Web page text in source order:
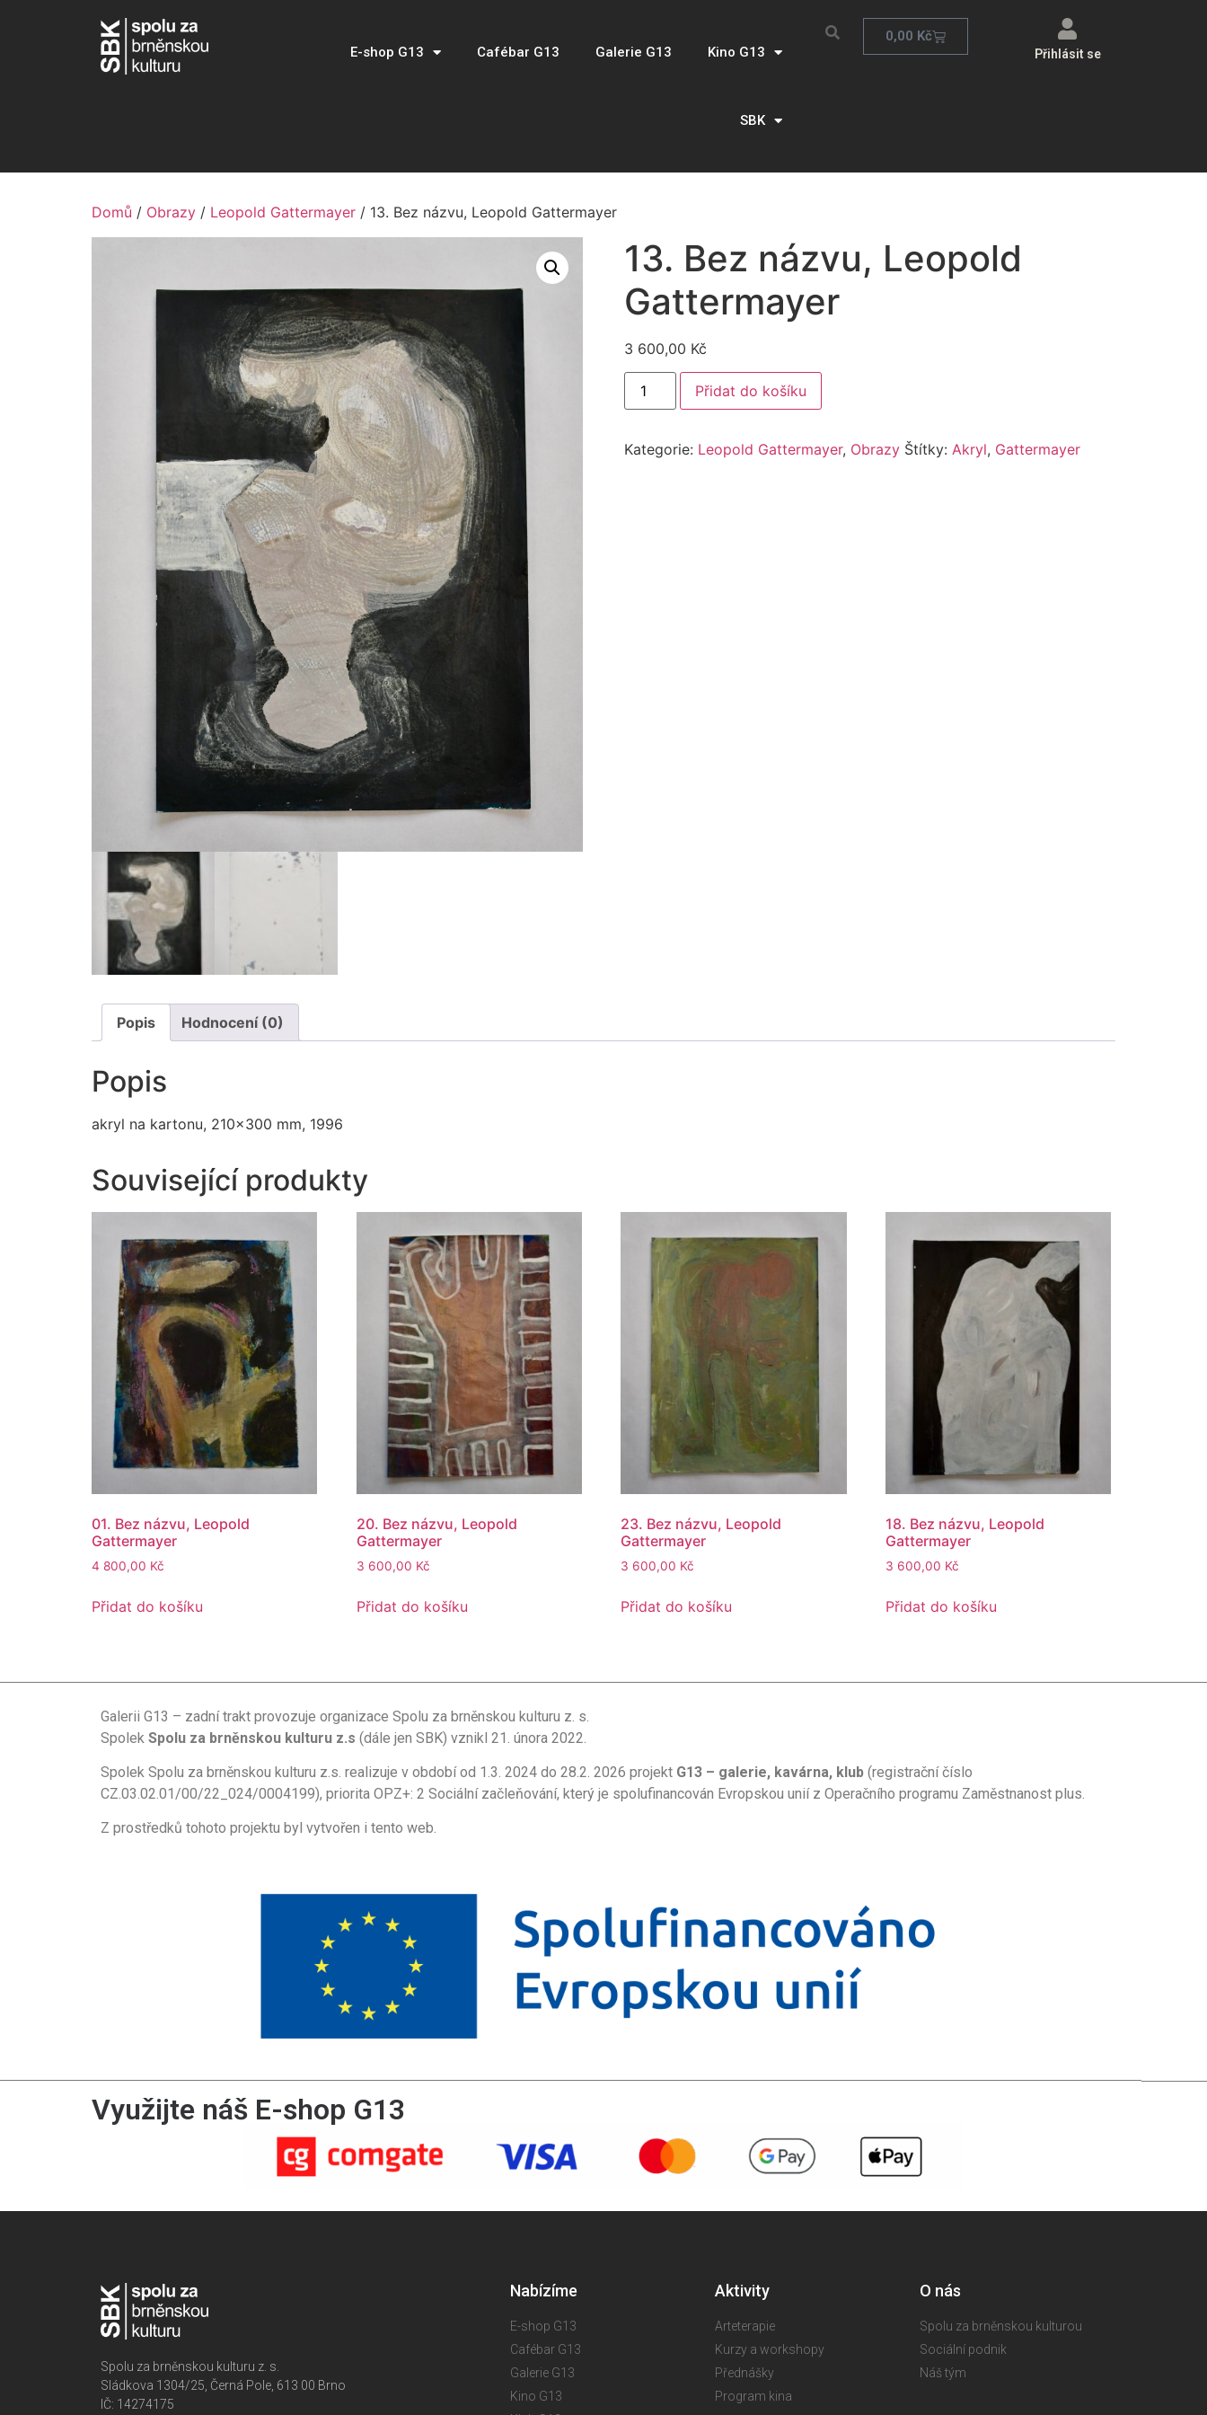
E-shop G13 Cafébar G13 Galerie G13 Kino G13
SBK
0,00 Kč
Přihlásit se
Domů / Obrazy / Leopold Gattermayer / 13. Bez názvu, Leopold Gattermayer
13. Bez názvu, Leopold
Gattermayer
3 600,00 Kč
Přidat do košíku
Kategorie: Leopold Gattermayer, Obrazy Štítky: Akryl, Gattermayer
Popis Hodnocení (0)
Popis
akryl na kartonu, 210×300 mm, 1996
Související produkty
01. Bez názvu, Leopold
Gattermayer
4 800,00 Kč
Přidat do košíku
20. Bez názvu, Leopold
Gattermayer
3 600,00 Kč
Přidat do košíku
23. Bez názvu, Leopold
Gattermayer
3 600,00 Kč
Přidat do košíku
18. Bez názvu, Leopold
Gattermayer
3 600,00 Kč
Přidat do košíku
Galerii G13 – zadní trakt provozuje organizace Spolu za brněnskou kulturu z. s.
Spolek Spolu za brněnskou kulturu z.s (dále jen SBK) vznikl 21. února 2022.
Spolek Spolu za brněnskou kulturu z.s. realizuje v období od 1.3. 2024 do 28.2. 2026 projekt G13 – galerie, kavárna, klub (registrační číslo
CZ.03.02.01/00/22_024/0004199), priorita OPZ+: 2 Sociální začleňování, který je spolufinancován Evropskou unií z Operačního programu Zaměstnanost plus.
Z prostředků tohoto projektu byl vytvořen i tento web.
Využijte náš E-shop G13
Spolu za brněnskou kulturu z. s.
Sládkova 1304/25, Černá Pole, 613 00 Brno
IČ: 14274175
Nabízíme
E-shop G13
Cafébar G13
Galerie G13
Kino G13
Aktivity
Arteterapie
Kurzy a workshopy
Přednášky
Program kina
O nás
Spolu za brněnskou kulturou
Sociální podnik
Náš tým